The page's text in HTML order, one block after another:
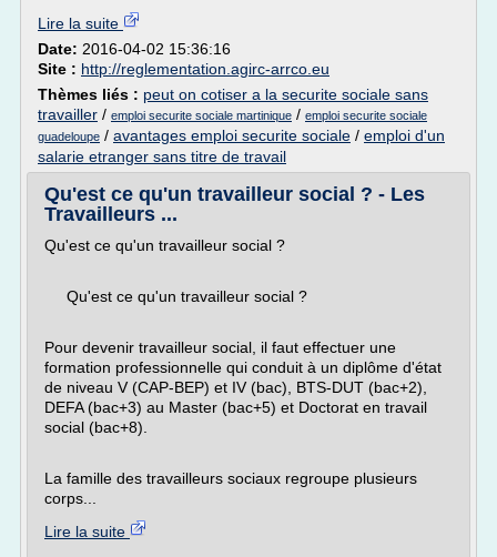
Lire la suite
Date: 2016-04-02 15:36:16
Site : http://reglementation.agirc-arrco.eu
Thèmes liés : peut on cotiser a la securite sociale sans
travailler / emploi securite sociale martinique / emploi securite sociale
guadeloupe / avantages emploi securite sociale / emploi d'un
salarie etranger sans titre de travail
Qu'est ce qu'un travailleur social ? - Les
Travailleurs ...
Qu'est ce qu'un travailleur social ?
Qu'est ce qu'un travailleur social ?
Pour devenir travailleur social, il faut effectuer une
formation professionnelle qui conduit à un diplôme d'état
de niveau V (CAP-BEP) et IV (bac), BTS-DUT (bac+2),
DEFA (bac+3) au Master (bac+5) et Doctorat en travail
social (bac+8).
La famille des travailleurs sociaux regroupe plusieurs
corps...
Lire la suite